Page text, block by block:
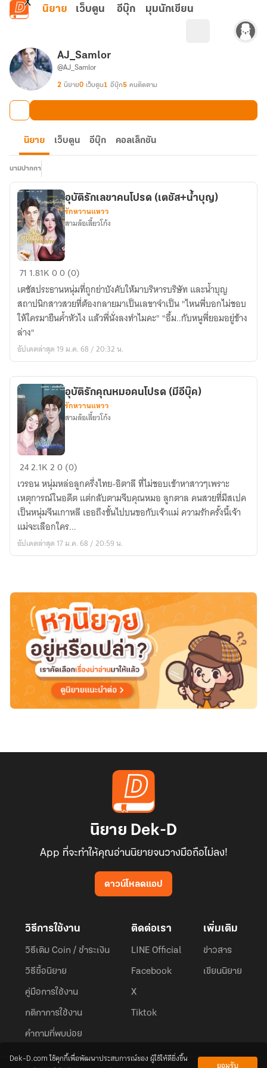
ข้ามไปยังเนื้อหาหลัก
นิยาย เว็บตูน อีบุ๊ก มุมนักเขียน
AJ_Samlor
@AJ_Samlor
2 นิยาย0 เว็บตูน1 อีบุ๊ก5 คนติดตาม
นิยาย เว็บตูน อีบุ๊ก คอลเล็กชัน
นามปากกา
อุบัติ
รัก
เลขา
คน
โปรด
(เตชั
ส+น้ำ
อุบัติรักเลขาคนโปรด (เตชัส+น้ำบุญ)
รักหวานแหวว
สามล้อเลี้ยวโก้ง
71 1.81K00 (0)
เตชัสประธานหนุ่มที่ถูกย่าบังคับให้มาบริหารบริษัท และน้ำบุญ
สถาปนิกสาวสวยที่ต้องกลายมาเป็นเลขาจำเป็น "ไหนพี่บอกไม่ชอบ
ให้ใครมายืนค้ำหัวไง แล้วพี่นั่งลงทำไมคะ" "อื้ม..กับหนูพี่ยอมอยู่ข้าง
ล่าง"
อัปเดตล่าสุด 19 ม.ค. 68 / 20:32 น.
อุบัติ
คุณ
หมอ
คน
โปรด
(มี
อุบัติรักคุณหมอคนโปรด (มีอีบุ๊ค)
รักหวานแหวว
สามล้อเลี้ยวโก้ง
242.1K20 (0)
เวรอน หนุ่มหล่อลูกครึ่งไทย-อิตาลี ที่ไม่ชอบเข้าหาสาวๆเพราะ
เหตุการณ์ในอดีต แต่กลับตามจีบคุณหมอ ลูกตาล คนสวยที่มีสเปค
เป็นหนุ่มจีนเกาหลี เธอถึงขั้นไปบนขอกับเจ้าแม่ ความรักครั้งนี้เจ้า
แม่จะเลือกใคร...
อัปเดตล่าสุด 17 ม.ค. 68 / 20:59 น.
นิยาย Dek-D
App ที่จะทำให้คุณอ่านนิยายจนวางมือถือไม่ลง!
ดาวน์โหลดแอป
วิธีการใช้งาน
วิธีเติม Coin / ชำระเงิน
วิธีซื้อนิยาย
คู่มือการใช้งาน
กติกาการใช้งาน
คำถามที่พบบ่อย
ติดต่อเรา
LINE Official
Facebook
X
Tiktok
เพิ่มเติม
ข่าวสาร
เขียนนิยาย
Dek-D.com ใช้คุกกี้เพื่อพัฒนาประสบการณ์ของ ผู้ใช้ให้ดียิ่งขึ้น